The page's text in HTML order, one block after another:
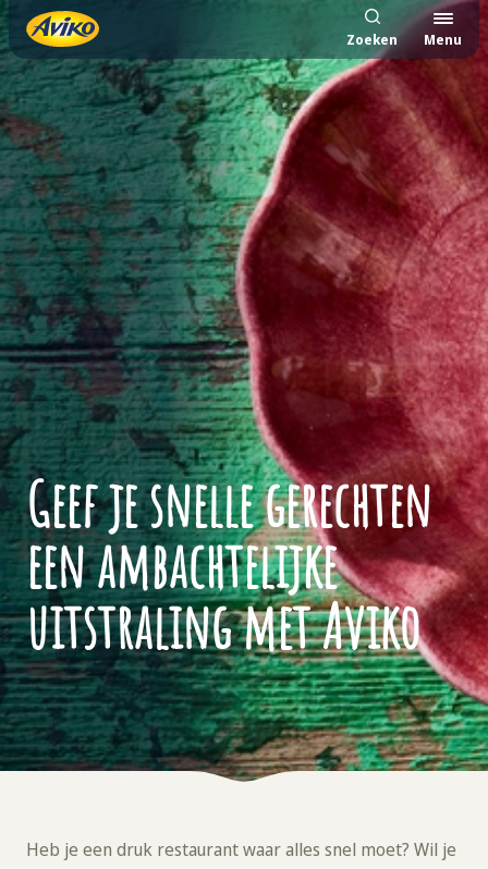
Zoeken Menu
Geef je snelle gerechten
een ambachtelijke
uitstraling met Aviko
Heb je een druk restaurant waar alles snel moet? Wil je